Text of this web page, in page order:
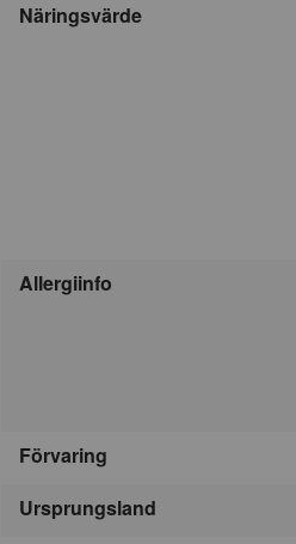
Näringsvärde
Allergiinfo
Förvaring
Ursprungsland